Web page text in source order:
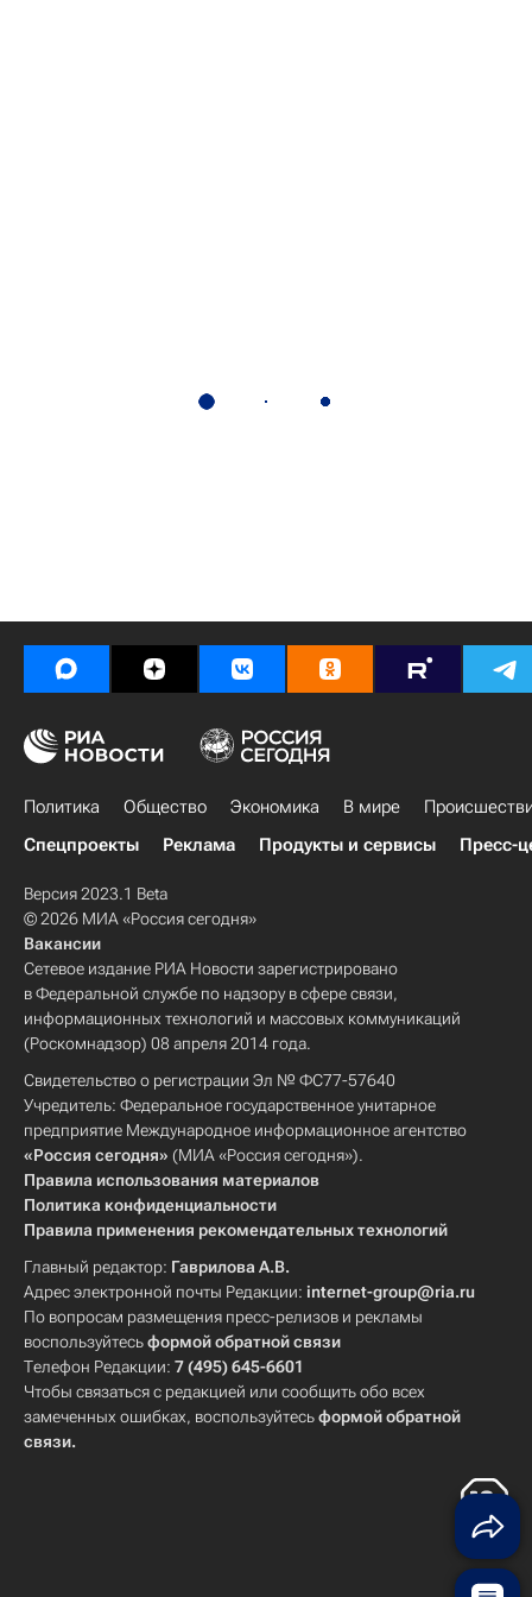
Политика Общество Экономика В мире
Спецпроекты
Реклама Продукты и сервисы Пресс-
Версия 2023.1 Beta
© 2026 МИА «Россия сегодня»
Вакансии
Сетевое издание РИА Новости зарегистрировано
в Федеральной службе по надзору в сфере связи,
информационных технологий и массовых коммуникаций
(Роскомнадзор) 08 апреля 2014 года.
Свидетельство о регистрации Эл № ФС77-57640
Учредитель: Федеральное государственное унитарное
предприятие Международное информационное агентство
«Россия сегодня» (МИА «Россия сегодня»).
Правила использования материалов
Политика конфиденциальности
Правила применения рекомендательных технологий
Главный редактор: Гаврилова А.В.
Адрес электронной почты Редакции: internet-group@ria.ru
По вопросам размещения пресс-релизов и рекламы
воспользуйтесьформой обратной связи
Телефон Редакции: 7 (495) 645-6601
Чтобы связаться с редакцией или сообщить обо всех
замеченных ошибках, воспользуйтесьформой обратной
связи.